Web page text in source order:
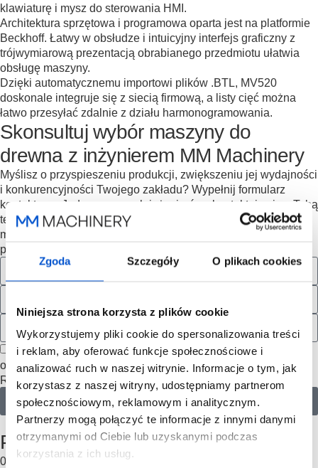
Zgoda Szczegóły O plikach cookies
Niniejsza strona korzysta z plików cookie
Wykorzystujemy pliki cookie do spersonalizowania treści
i reklam, aby oferować funkcje społecznościowe i
analizować ruch w naszej witrynie. Informacje o tym, jak
korzystasz z naszej witryny, udostępniamy partnerom
społecznościowym, reklamowym i analitycznym.
Partnerzy mogą połączyć te informacje z innymi danymi
otrzymanymi od Ciebie lub uzyskanymi podczas
korzystania z ich usług.
klawiaturę i mysz do sterowania HMI.
Architektura sprzętowa i programowa oparta jest na platformie
Beckhoff. Łatwy w obsłudze i intuicyjny interfejs graficzny z
trójwymiarową prezentacją obrabianego przedmiotu ułatwia
obsługę maszyny.
Dzięki automatycznemu importowi plików .BTL, MV520
doskonale integruje się z siecią firmową, a listy cięć można
łatwo przesyłać zdalnie z działu harmonogramowania.
Skonsultuj wybór maszyny do
drewna z inżynierem MM Machinery
Myślisz o przyspieszeniu produkcji, zwiększeniu jej wydajności
i konkurencyjności Twojego zakładu? Wypełnij formularz
kontaktowy. Jeden z naszych inżynierów skontaktuje się z Tobą
telefonicznie, odpowie na Twoje pytania, opowie o
możliwościach współpracy i tym, jak możemy wesprzeć Twoją
produkcję.
Zgoda na przetwarzanie danych kontaktowych w celu
odpowiedzi na zgłoszenie w formularzu kontaktowym. Zgoda
RODO na informacje handlowe.
Więcej informacji
.
Wyślij
proces współpracy
Poznaj nasz proces współpracy
01